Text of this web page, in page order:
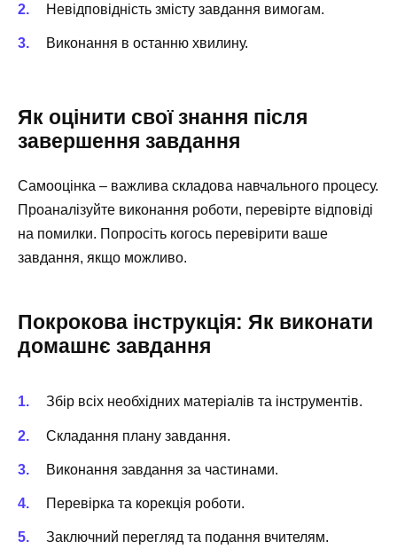
Невідповідність змісту завдання вимогам.
Виконання в останню хвилину.
Як оцінити свої знання після
завершення завдання
Самооцінка – важлива складова навчального процесу.
Проаналізуйте виконання роботи, перевірте відповіді
на помилки. Попросіть когось перевірити ваше
завдання, якщо можливо.
Покрокова інструкція: Як виконати
домашнє завдання
Збір всіх необхідних матеріалів та інструментів.
Складання плану завдання.
Виконання завдання за частинами.
Перевірка та корекція роботи.
Заключний перегляд та подання вчителям.